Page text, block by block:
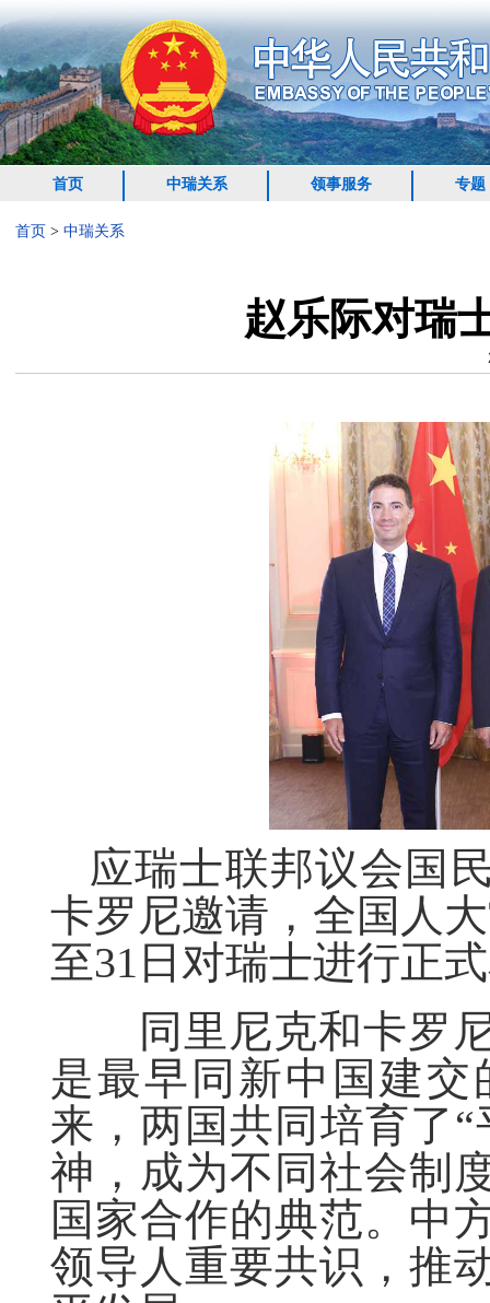
首页 中瑞关系 领事服务 专题
首页 > 中瑞关系
赵乐际对瑞
应瑞士联邦议会国
卡罗尼邀请，全国人
至31日对瑞士进行正
同里尼克和卡罗尼
是最早同新中国建
来，两国共同培育了
神，成为不同社会制
国家合作的典范。中
领导人重要共识，推